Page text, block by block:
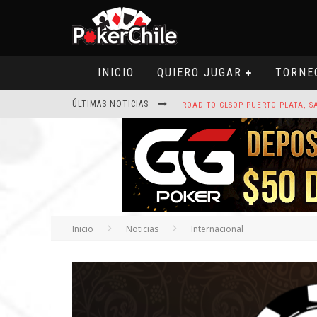
INICIO QUIERO JUGAR
ÚLTIMAS NOTICIAS ROAD TO CLSOP PUERTO PLATA,
HOY CAMISETA FIRMADA POR
Inicio Noticias Internacional